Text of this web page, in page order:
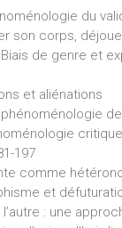
du
son corps,
Biais de genre et
et aliénations
phénoménologie
197
comme
et
l’autre : une